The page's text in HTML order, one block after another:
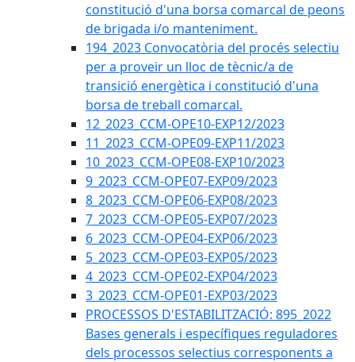
constitució d'una borsa comarcal de peons
de brigada i/o manteniment.
194_2023 Convocatòria del procés selectiu
per a proveir un lloc de tècnic/a de
transició energètica i constitució d'una
borsa de treball comarcal.
12_2023_CCM-OPE10-EXP12/2023
11_2023_CCM-OPE09-EXP11/2023
10_2023_CCM-OPE08-EXP10/2023
9_2023_CCM-OPE07-EXP09/2023
8_2023_CCM-OPE06-EXP08/2023
7_2023_CCM-OPE05-EXP07/2023
6_2023_CCM-OPE04-EXP06/2023
5_2023_CCM-OPE03-EXP05/2023
4_2023_CCM-OPE02-EXP04/2023
3_2023_CCM-OPE01-EXP03/2023
PROCESSOS D'ESTABILITZACIÓ: 895_2022
Bases generals i específiques reguladores
dels processos selectius corresponents a